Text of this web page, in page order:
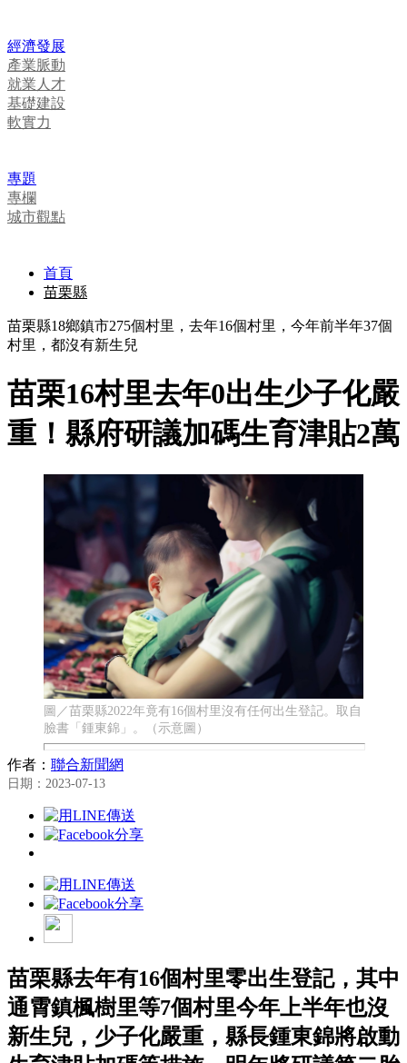
經濟發展
產業脈動
就業人才
基礎建設
軟實力
專題
專欄
城市觀點
首頁
苗栗縣
苗栗縣18鄉鎮市275個村里，去年16個村里，今年前半年37個
村里，都沒有新生兒
苗栗16村里去年0出生少子化嚴
重！縣府研議加碼生育津貼2萬
圖／苗栗縣2022年竟有16個村里沒有任何出生登記。取自
臉書「鍾東錦」。（示意圖）
作者： 聯合新聞網
日期：2023-07-13
苗栗縣去年有16個村里零出生登記，其中
通霄鎮楓樹里等7個村里今年上半年也沒
新生兒，少子化嚴重，縣長鍾東錦將啟動